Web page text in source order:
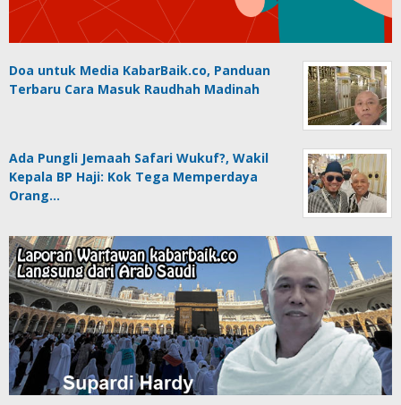
Doa untuk Media KabarBaik.co, Panduan
Terbaru Cara Masuk Raudhah Madinah
Ada Pungli Jemaah Safari Wukuf?, Wakil
Kepala BP Haji: Kok Tega Memperdaya
Orang…